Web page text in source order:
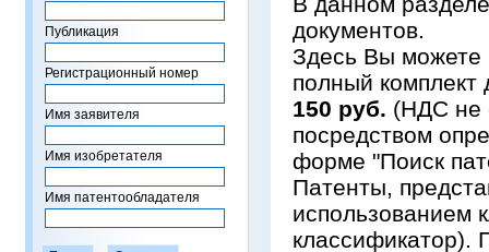
Публикация
Регистрационный номер
Имя заявителя
Имя изобретателя
Имя патентообладателя
документов.
Здесь Вы можете
полный комплект
150 руб. (НДС не
посредством
форме "Поиск
Патенты,
использованием
классификатор).